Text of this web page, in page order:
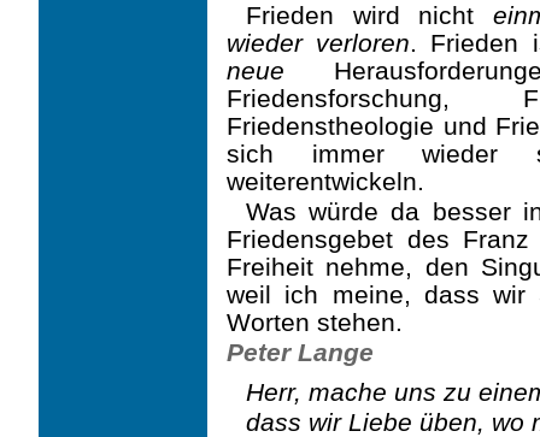
Frieden wird nicht
wieder verloren. Frieden
neue
Friedensforschung,
Friedenstheologie und
sich immer wieder
weiterentwickeln.
Was würde da besser
Friedensgebet des
Freiheit nehme, den
weil ich meine, dass wir
Worten stehen.
Peter Lange
Herr, mache uns zu
dass wir Liebe üben, wo